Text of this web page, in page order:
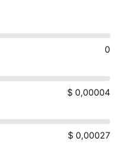
0
$ 0,00004
$ 0,00027